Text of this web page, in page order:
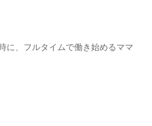
に、フルタイムで働き始めるママ